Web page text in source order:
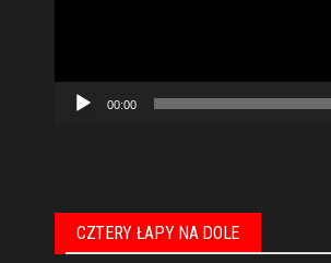
00:00
CZTERY ŁAPY NA DOLE